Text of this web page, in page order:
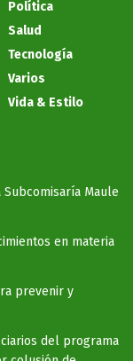
Política
Salud
Tecnología
Varios
Vida & Estilo
Maule
en materia
prevenir y
del programa